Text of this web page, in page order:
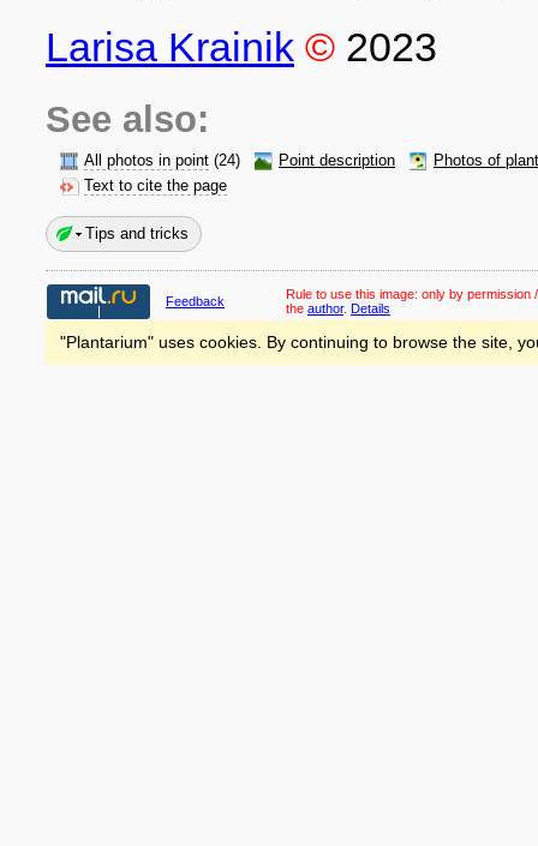
Larisa Krainik © 2023
See also:
All photos in point (24) Point description
Photos of
Text to cite the page
Tips and tricks
Feedback Rule to use this image: only by permission
the author. Details
"Plantarium" uses cookies. By continuing to browse the site,